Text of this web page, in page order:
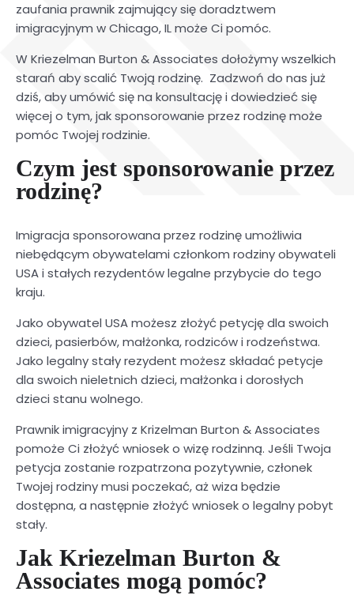
zaufania prawnik zajmujący się doradztwem
imigracyjnym w Chicago, IL może Ci pomóc.
W Kriezelman Burton & Associates dołożymy wszelkich
starań aby scalić Twoją rodzinę. Zadzwoń do nas już
dziś, aby umówić się na konsultację i dowiedzieć się
więcej o tym, jak sponsorowanie przez rodzinę może
pomóc Twojej rodzinie.
Czym jest sponsorowanie przez
rodzinę?
Imigracja sponsorowana przez rodzinę umożliwia
niebędącym obywatelami członkom rodziny obywateli
USA i stałych rezydentów legalne przybycie do tego
kraju.
Jako obywatel USA możesz złożyć petycję dla swoich
dzieci, pasierbów, małżonka, rodziców i rodzeństwa.
Jako legalny stały rezydent możesz składać petycje
dla swoich nieletnich dzieci, małżonka i dorosłych
dzieci stanu wolnego.
Prawnik imigracyjny z Krizelman Burton & Associates
pomoże Ci złożyć wniosek o wizę rodzinną. Jeśli Twoja
petycja zostanie rozpatrzona pozytywnie, członek
Twojej rodziny musi poczekać, aż wiza będzie
dostępna, a następnie złożyć wniosek o legalny pobyt
stały.
Jak Kriezelman Burton &
Associates mogą pomóc?